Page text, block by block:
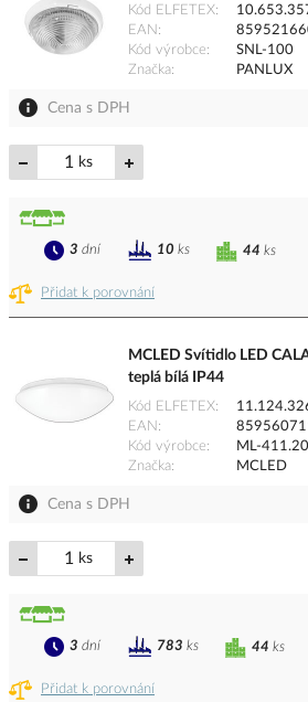
Kód ELFETEX
EAN
Kód výrobce
SNL-100
Značka
PANLUX
Cena s DPH
ks
Přidat k porovnání
44 ks
3 dní 10 ks
MCLED Svítidlo LED
teplá bílá IP44
Kód ELFETEX
EAN
Kód výrobce
ML-
Značka
MCLED
Cena s DPH
ks
Přidat k porovnání
44 ks
3 dní 783 ks